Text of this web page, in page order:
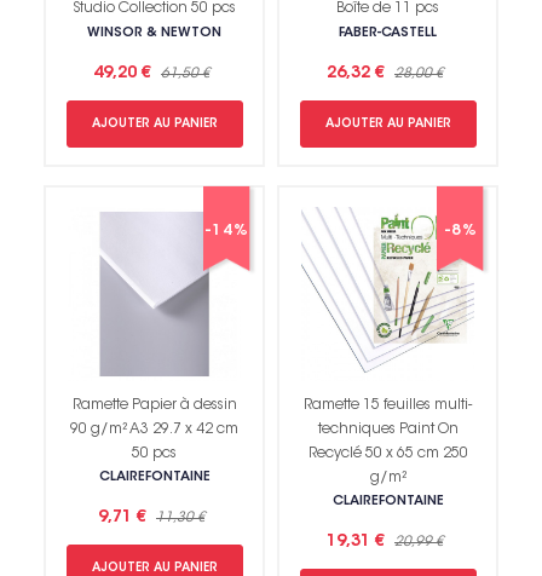
Studio Collection 50 pcs
WINSOR & NEWTON
49,20 € 61,50 €
AJOUTER AU PANIER
Boîte de 11 pcs
FABER-CASTELL
26,32 € 28,00 €
AJOUTER AU PANIER
-14%
Ramette Papier à dessin
90 g/m² A3 29.7 x 42 cm
50 pcs
CLAIREFONTAINE
9,71 € 11,30 €
AJOUTER AU PANIER
-8%
Ramette 15 feuilles multi-
techniques Paint On
Recyclé 50 x 65 cm 250
g/m²
CLAIREFONTAINE
19,31 € 20,99 €